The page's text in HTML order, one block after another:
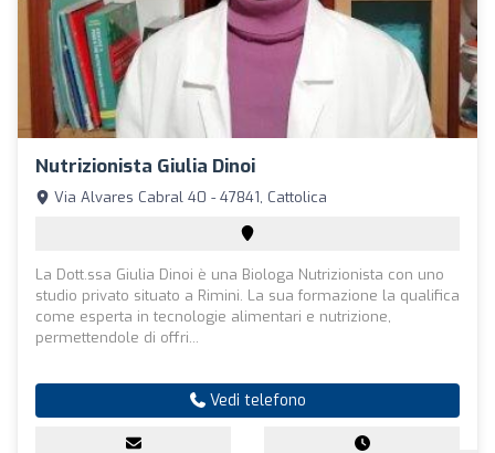
Nutrizionista Giulia Dinoi
Via Alvares Cabral 40 - 47841, Cattolica
La Dott.ssa Giulia Dinoi è una Biologa Nutrizionista con uno
studio privato situato a Rimini. La sua formazione la qualifica
come esperta in tecnologie alimentari e nutrizione,
permettendole di offri...
Vedi telefono